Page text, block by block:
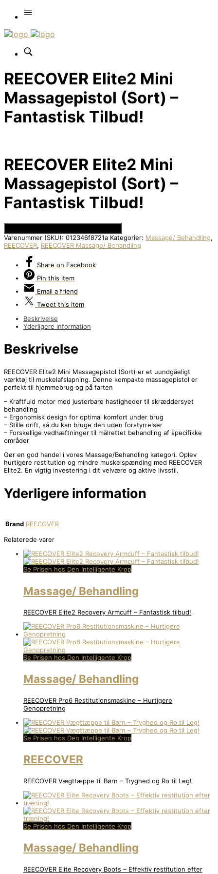
REECOVER Elite2 Mini
Massagepistol (Sort) –
Fantastisk Tilbud!
REECOVER Elite2 Mini
Massagepistol (Sort) –
Fantastisk Tilbud!
Varenummer (SKU): 012346f8721a Kategorier: Massage/ Behandling,
REECOVER, REECOVER Massage/ Behandling
Share on Facebook
Pin this item
Email a friend
Tweet this item
Beskrivelse
Yderligere information
Beskrivelse
REECOVER Elite2 Mini Massagepistol (Sort) er et uundgåeligt
værktøj til muskelafslapning. Denne kompakte massagepistol er
perfekt til hjemmebrug og på farten
– Kraftfuld motor med justerbare hastigheder til skræddersyet
behandling
– Ergonomisk design for optimal komfort under brug
– Stille drift, så du kan bruge den uden forstyrrelser
– Forskellige vedhæftninger til målrettet behandling af specifikke
områder
Gør en god handel i vores Massage/Behandling kategori. Oplev
hurtigere restitution og mindre muskelspænding med REECOVER
Elite2. En vigtig investering i dit velvære og aktive livsstil.
Yderligere information
Brand REECOVER
Relaterede varer
Se Prisen hos Den Intelligente Krop
Massage/ Behandling
REECOVER Elite2 Recovery Armcuff – Fantastisk tilbud!
Se Prisen hos Den Intelligente Krop
Massage/ Behandling
REECOVER Pro6 Restitutionsmaskine – Hurtigere
Genopretning
Se Prisen hos Den Intelligente Krop
REECOVER
REECOVER Vægttæppe til Børn – Tryghed og Ro til Leg!
Se Prisen hos Den Intelligente Krop
Massage/ Behandling
REECOVER Elite Recovery Boots – Effektiv restitution efter